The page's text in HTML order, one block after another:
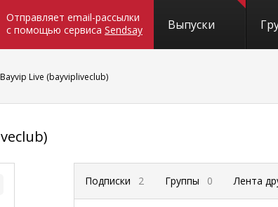
Отправляет email-рассылки
с помощью сервиса Sendsay Выпуски
Bayvip Live (bayvipliveclub)
Подписки 2 Группы 0 Лента